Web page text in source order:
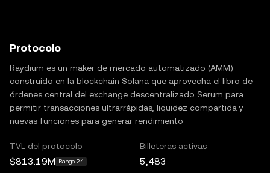
Protocolo
Raydium es un maker de mercado automatizado (AMM)
construido en la blockchain Solana que aprovecha el libro de
órdenes central del exchange descentralizado Serum para
permitir transacciones ultrarrápidas, liquidez compartida y
nuevas funciones para generar rendimiento
TVL del protocolo
$813.19M Rango 24
Billeteras activas
5,483